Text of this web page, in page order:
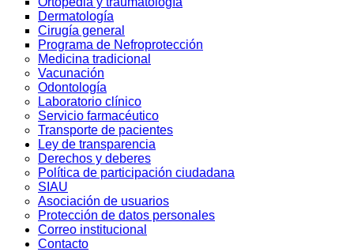
Dermatología
Cirugía general
Programa de Nefroprotección
Medicina tradicional
Vacunación
Odontología
Laboratorio clínico
Servicio farmacéutico
Transporte de pacientes
Ley de transparencia
Derechos y deberes
Política de participación ciudadana
SIAU
Asociación de usuarios
Protección de datos personales
Correo institucional
Contacto